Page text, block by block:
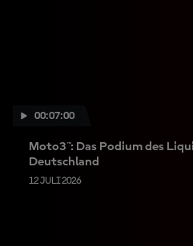
00:07:00
Moto3™: Das Podium des
Deutschland
12 JULI 2026